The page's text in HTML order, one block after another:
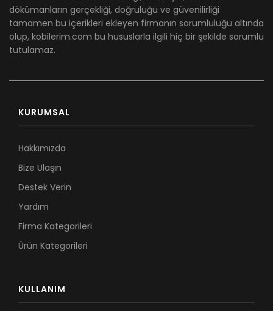
dökümanların gerçekliği, doğruluğu ve güvenilirliği
tamamen bu içerikleri ekleyen firmanın sorumluluğu altında
olup, kobilerim.com bu hususlarla ilgili hiç bir şekilde sorumlu
tutulamaz.
KURUMSAL
Hakkımızda
Bize Ulaşın
Destek Verin
Yardım
Firma Kategorileri
Ürün Kategorileri
KULLANIM